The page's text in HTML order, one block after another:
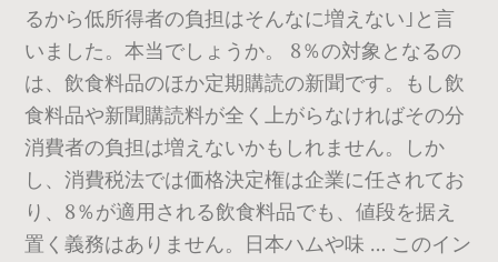
るから低所得者の負担はそんなに増えない｣と言
いました。本当でしょうか。 8％の対象となるの
は、飲食料品のほか定期購読の新聞です。もし飲
食料品や新聞購読料が全く上がらなければその分
消費者の負担は増えないかもしれません。しか
し、消費税法では価格決定権は企業に任されてお
り、8％が適用される飲食料品でも、値段を据え
置く義務はありません。日本ハムや味 … このイン